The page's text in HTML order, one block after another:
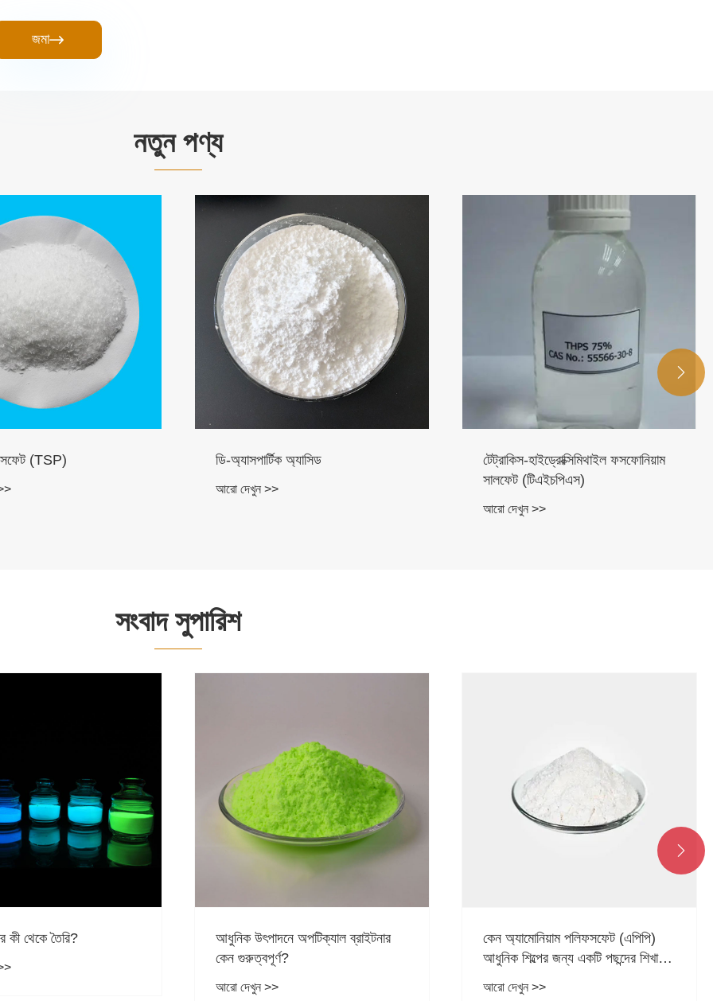
জমা
নতুন পণ্য
অ্যাসিড
দেখুন >>
টেট্রাকিস-হাইড্রোক্সিমিথাইল ফসফোনিয়াম
Monoethanolamine (MEA)
আরো দেখুন >>

সংবাদ সুপারিশ
অপটিক্যাল ব্রাইটনার
কেন অ্যামোনিয়াম পলিফসফেট (এপিপি)
আধুনিক শিল্পের জন্য একটি পছন্দের শিখা
আরো দেখুন >>
ক্যালসিয়াম ফসফেট ট্রাইব্যাসিক কী এবং
কেন এটি একাধিক শিল্প জুড়ে ব্যাপকভাবে
আরো দেখুন >>
